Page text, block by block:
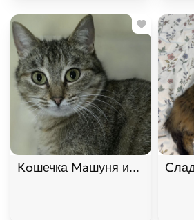
Кoшечка Maшуня ищет дом.